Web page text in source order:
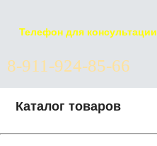
Телефон для консультации
8-911-924-85-66
Каталог товаров